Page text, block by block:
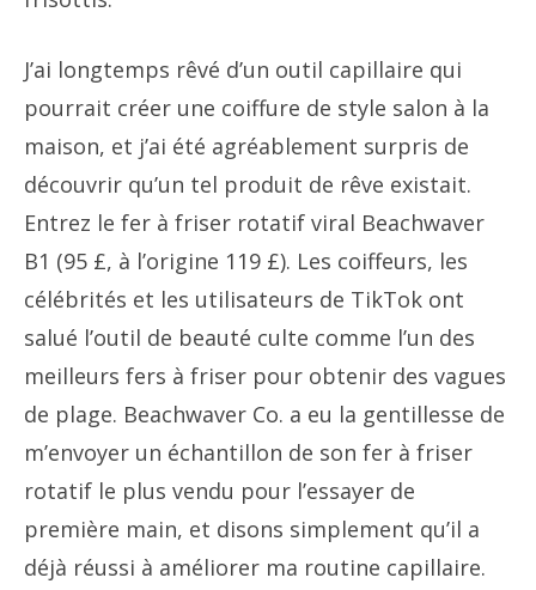
J’ai longtemps rêvé d’un outil capillaire qui
pourrait créer une coiffure de style salon à la
maison, et j’ai été agréablement surpris de
découvrir qu’un tel produit de rêve existait.
Entrez le fer à friser rotatif viral Beachwaver
B1 (95 £, à l’origine 119 £). Les coiffeurs, les
célébrités et les utilisateurs de TikTok ont ​​
salué l’outil de beauté culte comme l’un des
meilleurs fers à friser pour obtenir des vagues
de plage. Beachwaver Co. a eu la gentillesse de
m’envoyer un échantillon de son fer à friser
rotatif le plus vendu pour l’essayer de
première main, et disons simplement qu’il a
déjà réussi à améliorer ma routine capillaire.